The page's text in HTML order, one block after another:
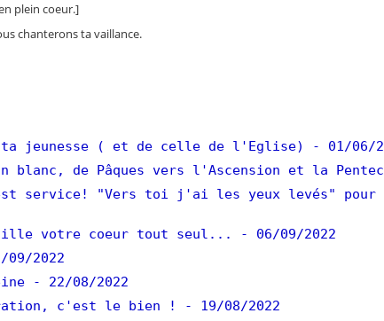
plein coeur.]
chanterons ta vaillance.
ta jeunesse ( et de celle de l'Eglise)
- 01/06/
blanc, de Pâques vers l'Ascension et la
service! "Vers toi j'ai les yeux levés" pour
votre coeur tout seul...
- 06/09/2022
09/2022
- 22/08/2022
c'est le bien !
- 19/08/2022